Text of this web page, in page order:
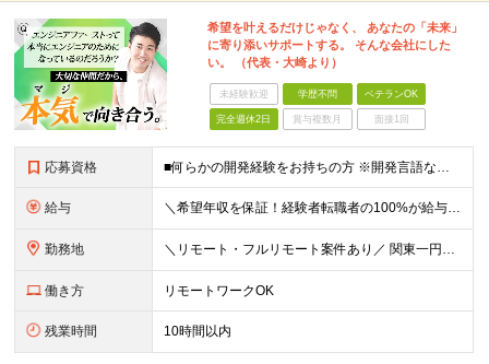
希望を叶えるだけじゃなく、 あなたの「未来」
に寄り添いサポートする。 そんな会社にした
い。 （代表・大崎より）
未経験歓迎 学歴不問 ベテランOK
完全週休2日 賞与複数月 面接1回
応募資格 ■何らかの開発経験をお持ちの方 ※開発言語などは問いません ■学歴不問 *☆＊ 以下のような方にオススメです！ ＊☆* ■上流工程にチャレンジしたい ■モダンで新しい開発がしたい ■年収をもっと上げ
給与 ＼希望年収を保証！経験者転職者の100%が給与UPを実現！／ ■月給45万円以上＋各種手当豊富＋業績賞与 【開発経験7年以上の場合】 ■月給52.2万円以上+各種手当豊富＋業績賞与 【開発経験10
勤務地 ＼リモート・フルリモート案件あり／ 関東一円（東京都23区内）または、関西一円のクライアント先での勤務となります ※希望を考慮して勤務地を決定します。転勤はありません。 ※本社または東京オフィスの配
働き方 リモートワークOK
残業時間 10時間以内